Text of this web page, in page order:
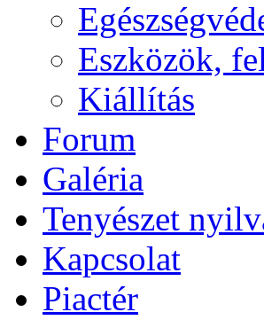
Eszközök,
Kiállítás
Forum
Galéria
Tenyészet
Kapcsolat
Piactér